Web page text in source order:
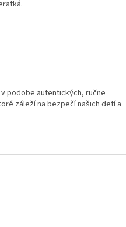
podobe autentických, ručne
záleží na bezpečí našich detí a